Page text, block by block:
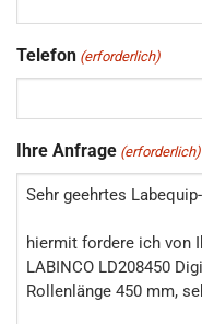
Telefon (erforderlich)
Ihre Anfrage (erforderlich)